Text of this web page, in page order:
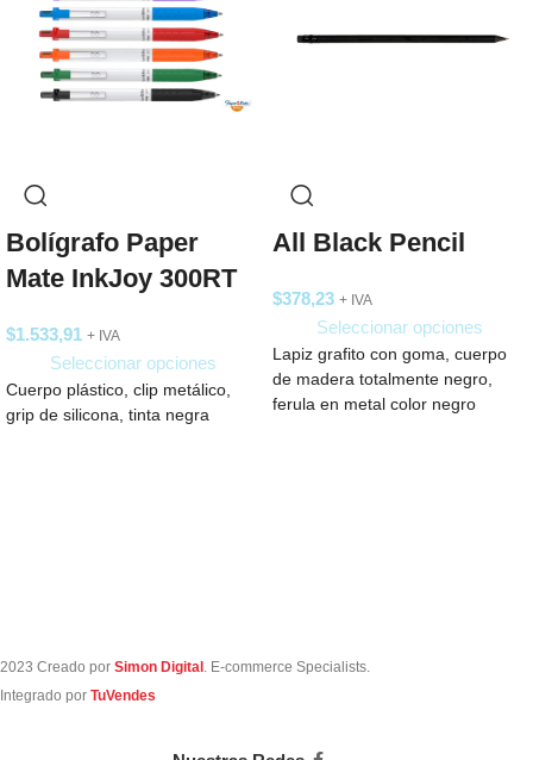
Bolígrafo Paper
Mate InkJoy 300RT
$1.533,91 + IVA
Seleccionar opciones
Cuerpo plástico, clip metálico,
grip de silicona, tinta negra
All Black Pencil
$378,23 + IVA
Seleccionar opciones
Lapiz grafito con goma, cuerpo
de madera totalmente negro,
ferula en metal color negro
2023 Creado por Simon Digital . E-commerce Specialists.
Integrado por TuVendes